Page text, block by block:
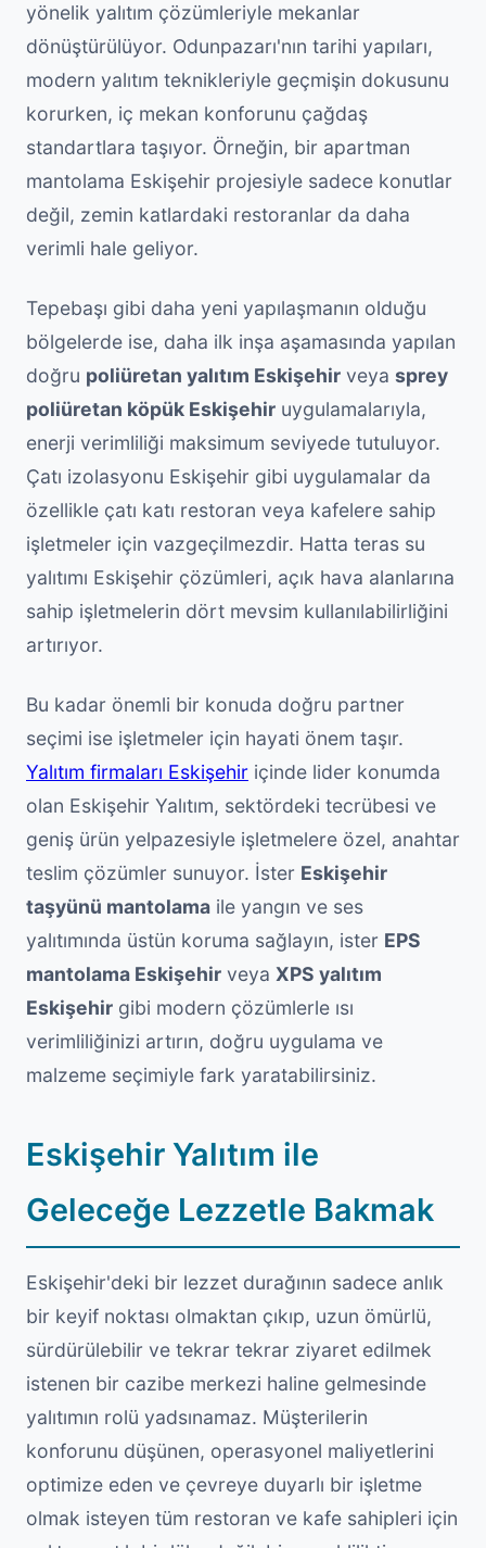
yönelik yalıtım çözümleriyle mekanlar
dönüştürülüyor. Odunpazarı'nın tarihi yapıları,
modern yalıtım teknikleriyle geçmişin dokusunu
korurken, iç mekan konforunu çağdaş
standartlara taşıyor. Örneğin, bir apartman
mantolama Eskişehir projesiyle sadece konutlar
değil, zemin katlardaki restoranlar da daha
verimli hale geliyor.
Tepebaşı gibi daha yeni yapılaşmanın olduğu
bölgelerde ise, daha ilk inşa aşamasında yapılan
doğru poliüretan yalıtım Eskişehir veya sprey
poliüretan köpük Eskişehir uygulamalarıyla,
enerji verimliliği maksimum seviyede tutuluyor.
Çatı izolasyonu Eskişehir gibi uygulamalar da
özellikle çatı katı restoran veya kafelere sahip
işletmeler için vazgeçilmezdir. Hatta teras su
yalıtımı Eskişehir çözümleri, açık hava alanlarına
sahip işletmelerin dört mevsim kullanılabilirliğini
artırıyor.
Bu kadar önemli bir konuda doğru partner
seçimi ise işletmeler için hayati önem taşır.
Yalıtım firmaları Eskişehir içinde lider konumda
olan Eskişehir Yalıtım, sektördeki tecrübesi ve
geniş ürün yelpazesiyle işletmelere özel, anahtar
teslim çözümler sunuyor. İster Eskişehir
taşyünü mantolama ile yangın ve ses
yalıtımında üstün koruma sağlayın, ister EPS
mantolama Eskişehir veya XPS yalıtım
Eskişehir gibi modern çözümlerle ısı
verimliliğinizi artırın, doğru uygulama ve
malzeme seçimiyle fark yaratabilirsiniz.
Eskişehir Yalıtım ile
Geleceğe Lezzetle Bakmak
Eskişehir'deki bir lezzet durağının sadece anlık
bir keyif noktası olmaktan çıkıp, uzun ömürlü,
sürdürülebilir ve tekrar tekrar ziyaret edilmek
istenen bir cazibe merkezi haline gelmesinde
yalıtımın rolü yadsınamaz. Müşterilerin
konforunu düşünen, operasyonel maliyetlerini
optimize eden ve çevreye duyarlı bir işletme
olmak isteyen tüm restoran ve kafe sahipleri için